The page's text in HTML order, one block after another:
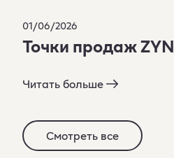
01/06/2026
Точки продаж ZYN
Читать больше
Смотреть все